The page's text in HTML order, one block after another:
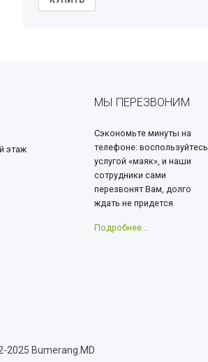
этаж
МЫ ПЕРЕЗВОНИМ
Сэкономьте минуты на
телефоне: воспользуйтесь
услугой «маяк», и наши
сотрудники сами
перезвонят Вам, долго
ждать не придется
Подробнее...
Bumerang.MD